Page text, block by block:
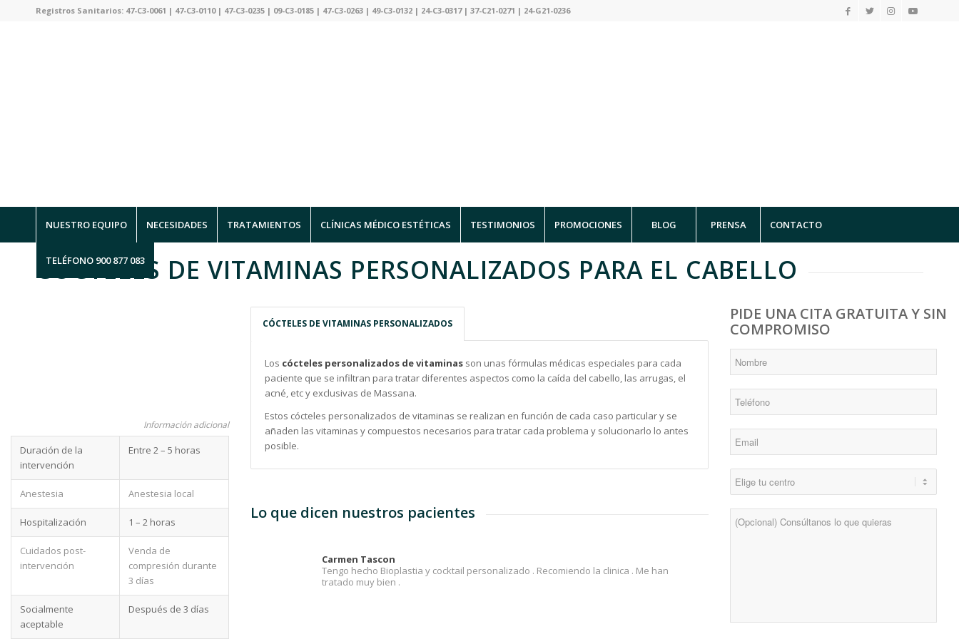
Registros Sanitarios: 47-C3-0061 | 47-C3-0110 | 47-C3-0235 | 09-C3-0185 | 47-C3-0263 | 49-C3-0132 | 24-C3-0317 | 37-C21-0271 | 24-G21-0236
NUESTRO EQUIPO NECESIDADES TRATAMIENTOS CLÍNICAS MÉDICO ESTÉTICAS TESTIMONIOS PROMOCIONES BLOG PRENSA CONTACTO
TELÉFONO 900 877 083
CÓCTELES DE VITAMINAS PERSONALIZADOS PARA EL CABELLO
Información adicional
Duración de la
intervención
Entre 2 – 5 horas
Anestesia Anestesia local
Hospitalización 1 – 2 horas
Cuidados post-
intervención
Venda de
compresión durante
3 días
Socialmente
aceptable
Después de 3 días
CÓCTELES DE VITAMINAS PERSONALIZADOS
Los cócteles personalizados de vitaminas son unas fórmulas médicas especiales para cada
paciente que se infiltran para tratar diferentes aspectos como la caída del cabello, las arrugas, el
acné, etc y exclusivas de Massana.
Estos cócteles personalizados de vitaminas se realizan en función de cada caso particular y se
añaden las vitaminas y compuestos necesarios para tratar cada problema y solucionarlo lo antes
posible.
Lo que dicen nuestros pacientes
Carmen Tascon
Tengo hecho Bioplastia y cocktail personalizado . Recomiendo la clinica . Me han
tratado muy bien .
PIDE UNA CITA GRATUITA Y SIN
COMPROMISO